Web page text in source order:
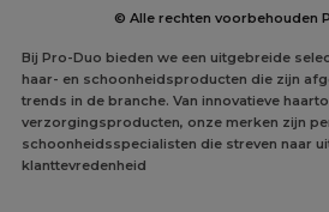
© Alle rechten voorbehouden
Bij Pro-Duo bieden we een uitgebreide
haar- en schoonheidsproducten die zijn
trends in de branche. Van innovatieve
verzorgingsproducten, onze merken zijn
schoonheidsspecialisten die streven naar
klanttevredenheid